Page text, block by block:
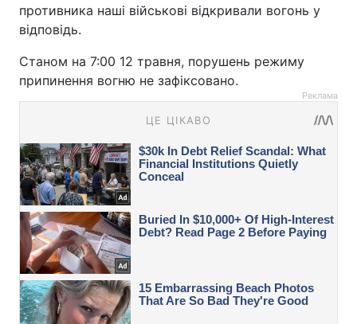
противника наші військові відкривали вогонь у
відповідь.
Станом на 7:00 12 травня, порушень режиму
припинення вогню не зафіксовано.
Реклама